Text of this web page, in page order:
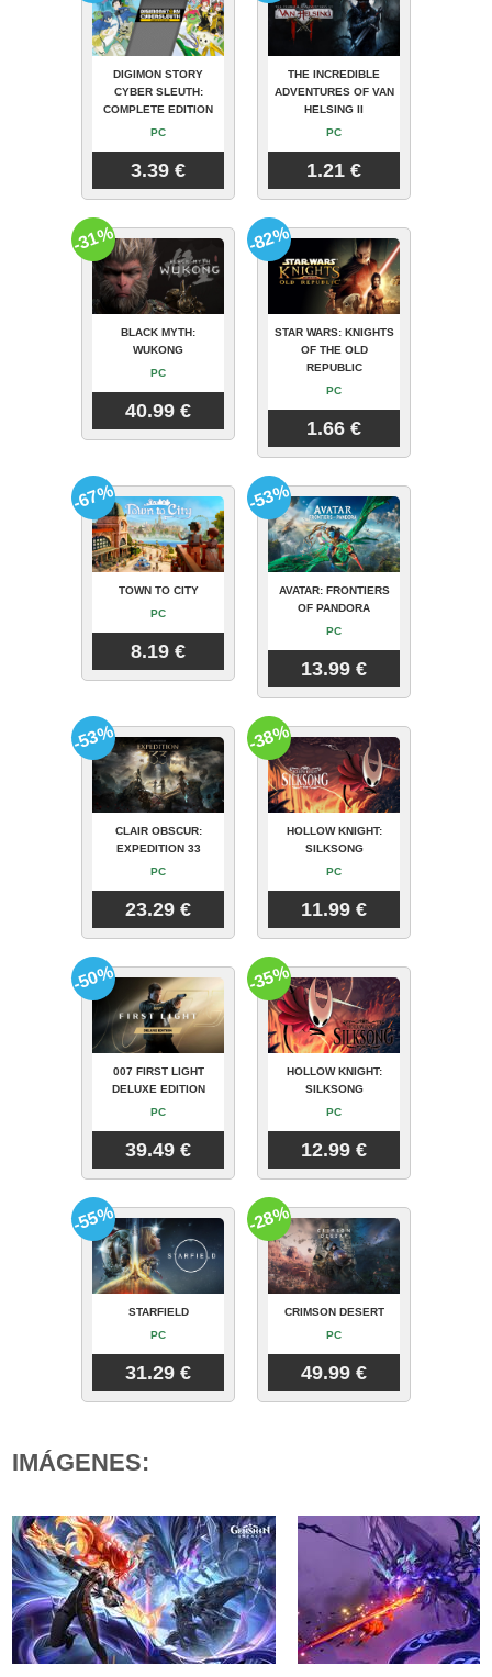
DIGIMON STORY
CYBER SLEUTH:
COMPLETE EDITION
PC
3.39 €
THE INCREDIBLE
ADVENTURES OF VAN
HELSING II
PC
1.21 €
BLACK MYTH:
WUKONG
PC
40.99 €
-31%
STAR WARS: KNIGHTS
OF THE OLD
REPUBLIC
PC
1.66 €
-82%
TOWN TO CITY
PC
8.19 €
-67%
AVATAR: FRONTIERS
OF PANDORA
PC
13.99 €
-53%
CLAIR OBSCUR:
EXPEDITION 33
PC
23.29 €
-53%
HOLLOW KNIGHT:
SILKSONG
PC
11.99 €
-38%
007 FIRST LIGHT
DELUXE EDITION
PC
39.49 €
-50%
HOLLOW KNIGHT:
SILKSONG
PC
12.99 €
-35%
STARFIELD
PC
31.29 €
-55%
CRIMSON DESERT
PC
49.99 €
-28%
IMÁGENES: